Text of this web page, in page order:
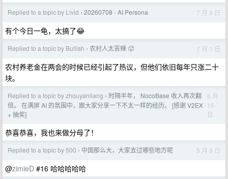
Replied to a topic by Livid › 20260708 - AI Persona 7 月 9 日
有个今日一龟，太搞了😂
Replied to a topic by Bullish › 农村人太苦辣 🥵 7 月 1 日
农村养老金在两会的时候已经引起了热议，但他们依旧每年只涨二十
块。
Replied to a topic by zhouyanliang › 时隔半年， NocoBase 收入再次翻
倍。 在满屏 AI 的氛围中，跟大家分享一下不太一样的经历。 [感谢 V2EX
+ 抽奖]
6 月
15
日
恭喜恭喜，我也来做分母了！
Replied to a topic by 500 › 中国那么大，大家去过哪些地方呢 5 月 8 日
@zimieD #16 哈哈哈哈哈